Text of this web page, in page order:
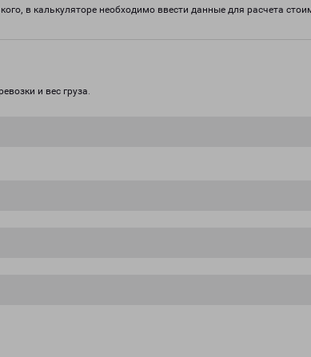
в калькуляторе необходимо ввести данные для расчета
и вес груза.